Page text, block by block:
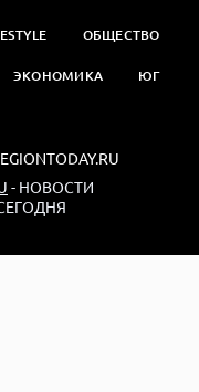
ОБЩЕСТВО
ЭКОНОМИКА ЮГ
- НОВОСТИ